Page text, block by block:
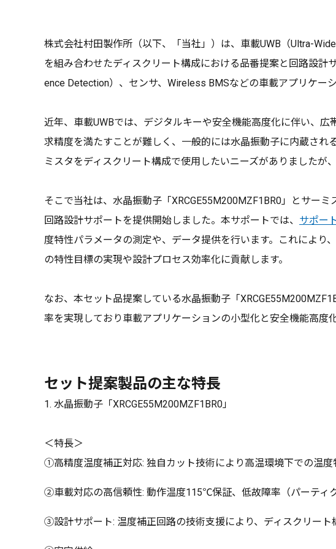
株式会社村田製作所（以下、「当社」）は、車載UWB（Ultra-
を組み合わせたディスクリート構成における品番提案と回路設計
ence Detection）、センサ、Wireless BMSなどの車載アプリケー
近年、車載UWBでは、デジタルキーや安全機能高度化に伴い、
求精度を満たすことが難しく、一般的には水晶振動子に内蔵さ
ミスタをディスクリート構成で使用したいニーズがありましたが
そこで当社は、水晶振動子「XRCGE55M200MZF1BR0」とサー
回路設計サポートを提供開始しました。本サポートでは、 サポー
度特性パラメータの測定や、データ提供を行います。これによ
の特性目標の実現や設計プロセス効率化に貢献します。
なお、本セット品提案している水晶振動子「
率を実現しており車載アプリケーションの小型化と安全機能高度
セット提案製品の主な特長
1. 水晶振動子「XRCGE55M200MZF1BR0」
＜特長＞
①高精度温度補正対応: 独自カット技術により高温環境下での温度
②車載対応の高信頼性: 動作温度115℃保証、低故障率（パーティク
③設計サポート: 温度補正回路の技術支援により、ディスクリート